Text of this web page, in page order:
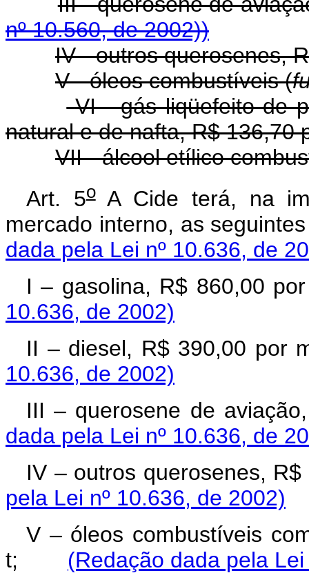
nº 10.560, de 2002))
IV - outros querosenes,
V - óleos combustíveis (
VI - gás liqüefeito de
natural e de nafta, R$ 136,70
VII - álcool etílico
Art. 5oA Cide terá, na
mercado interno, as
dada pela Lei nº 10.636, de
I – gasolina, R$ 860,00
10.636, de 2002)
II – diesel, R$ 390,00
10.636, de 2002)
III – querosene de
dada pela Lei nº 10.636, de
IV – outros
pela Lei nº 10.636, de 2002)
V – óleos combustíveis
t; (Redação dada pela